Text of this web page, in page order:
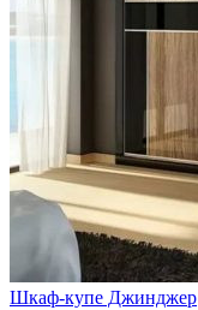
Шкаф-купе Джинджер